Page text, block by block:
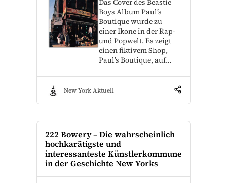
Das Cover des Beastie
Boys Album Paul’s
Boutique wurde zu
einer Ikone in der Rap-
und Popwelt. Es zeigt
einen fiktivem Shop,
Paul’s Boutique, auf…
New York Aktuell
222 Bowery – Die wahrscheinlich
hochkarätigste und
interessanteste Künstlerkommune
in der Geschichte New Yorks